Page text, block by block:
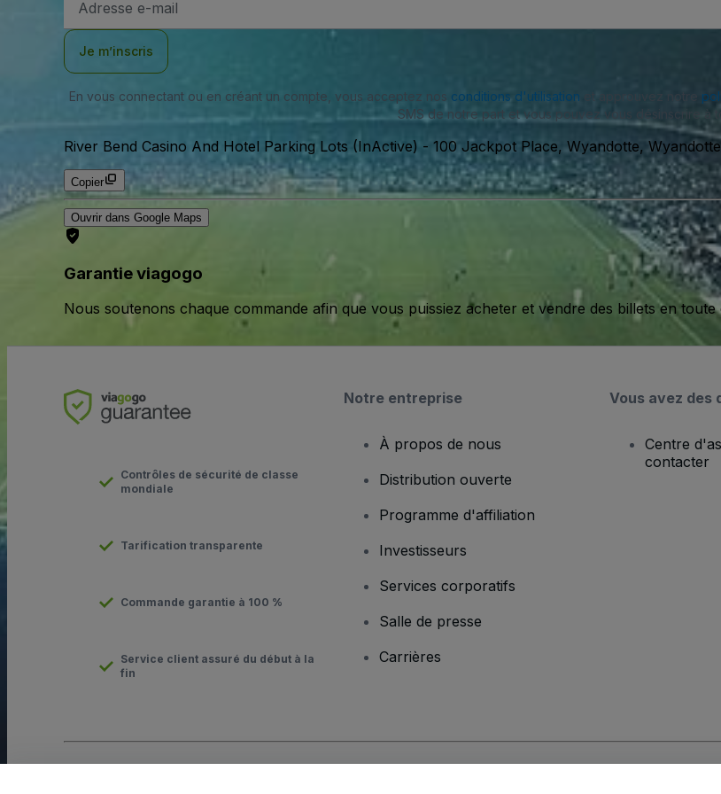
e-
Je m’inscris
En vous connectant ou en créant un compte, vous acceptez nos conditions d'utilisation
SMS de notre part et vous pouvez vous désinscrire à
River Bend Casino And Hotel Parking Lots (InActive) - 100 Jackpot Place, Wyandotte,
Copier
Ouvrir dans Google Maps
Garantie viagogo
Nous soutenons chaque commande afin que vous puissiez acheter et vendre des billets en toute
Contrôles de sécurité de classe
mondiale
Tarification transparente
Commande garantie à 100 %
Service client assuré du début à la
fin
Notre entreprise
À propos de nous
Distribution ouverte
Programme d'affiliation
Investisseurs
Services corporatifs
Salle de presse
Carrières
Vous avez des
Centre
contacter